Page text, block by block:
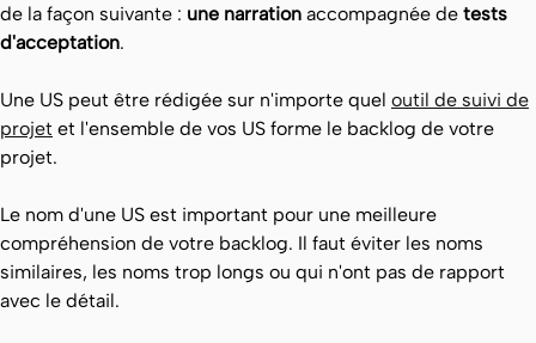
de la façon suivante : une narration accompagnée de tests
d'acceptation.
Une US peut être rédigée sur n'importe quel outil de suivi de
projet et l'ensemble de vos US forme le backlog de votre
projet.
Le nom d'une US est important pour une meilleure
compréhension de votre backlog. Il faut éviter les noms
similaires, les noms trop longs ou qui n'ont pas de rapport
avec le détail.